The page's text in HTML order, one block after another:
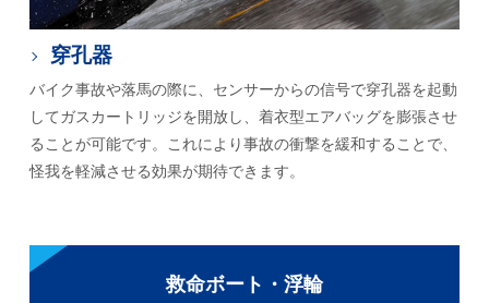
穿孔器
バイク事故や落馬の際に、センサーからの信号で穿孔器を起動
してガスカートリッジを開放し、着衣型エアバッグを膨張させ
ることが可能です。これにより事故の衝撃を緩和することで、
怪我を軽減させる効果が期待できます。
救命ボート・浮輪